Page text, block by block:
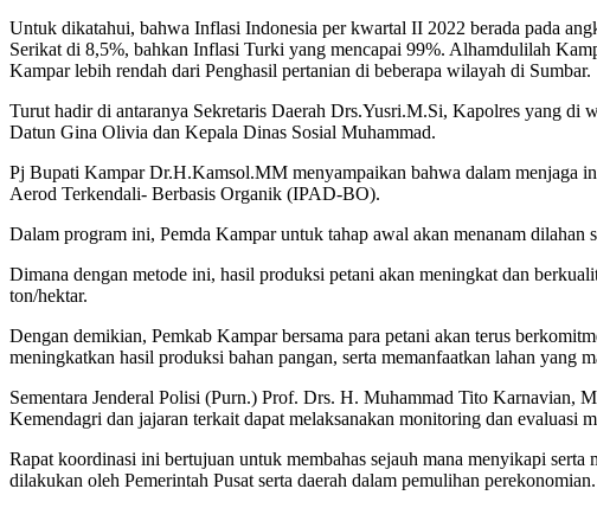
Untuk dikatahui, bahwa Inflasi Indonesia per kwartal II 2022 berada pada
Serikat di 8,5%, bahkan Inflasi Turki yang mencapai 99%. Alhamdulilah
Kampar lebih rendah dari Penghasil pertanian di beberapa wilayah di Sumbar.
Turut hadir di antaranya Sekretaris Daerah Drs.Yusri.M.Si, Kapolres yang
Datun Gina Olivia dan Kepala Dinas Sosial Muhammad.
Pj Bupati Kampar Dr.H.Kamsol.MM menyampaikan bahwa dalam menjaga
Aerod Terkendali- Berbasis Organik (IPAD-BO).
Dalam program ini, Pemda Kampar untuk tahap awal akan menanam
Dimana dengan metode ini, hasil produksi petani akan meningkat dan
ton/hektar.
Dengan demikian, Pemkab Kampar bersama para petani akan terus
meningkatkan hasil produksi bahan pangan, serta memanfaatkan lahan yang
Sementara Jenderal Polisi (Purn.) Prof. Drs. H. Muhammad Tito Karnavian,
Kemendagri dan jajaran terkait dapat melaksanakan monitoring dan evaluasi
Rapat koordinasi ini bertujuan untuk membahas sejauh mana menyikapi
dilakukan oleh Pemerintah Pusat serta daerah dalam pemulihan perekonomian.